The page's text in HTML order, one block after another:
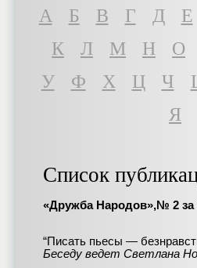
A Б В Г Д Е
К
Л М Н О
У
Ф Х Ц Ч
Я
Список
«Дружба Народов»,№ 2 за
“Писать пьесы —
Беседу ведет Светлана